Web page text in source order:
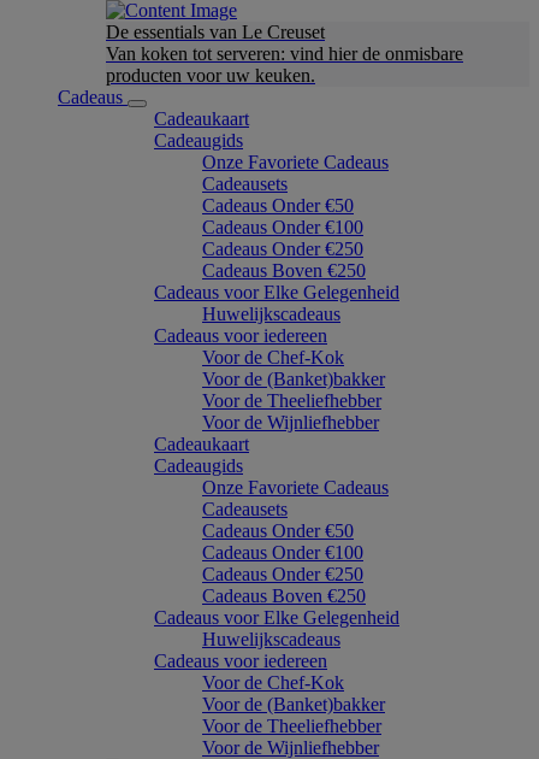
De essentials van Le Creuset
Van koken tot serveren: vind hier de onmisbare
producten voor uw keuken.
Cadeaus
Cadeaukaart
Cadeaugids
Onze Favoriete Cadeaus
Cadeausets
Cadeaus Onder €50
Cadeaus Onder €100
Cadeaus Onder €250
Cadeaus Boven €250
Cadeaus voor Elke Gelegenheid
Huwelijkscadeaus
Cadeaus voor iedereen
Voor de Chef-Kok
Voor de (Banket)bakker
Voor de Theeliefhebber
Voor de Wijnliefhebber
Cadeaukaart
Cadeaugids
Onze Favoriete Cadeaus
Cadeausets
Cadeaus Onder €50
Cadeaus Onder €100
Cadeaus Onder €250
Cadeaus Boven €250
Cadeaus voor Elke Gelegenheid
Huwelijkscadeaus
Cadeaus voor iedereen
Voor de Chef-Kok
Voor de (Banket)bakker
Voor de Theeliefhebber
Voor de Wijnliefhebber